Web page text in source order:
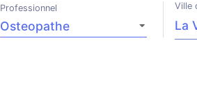
Professionnel Ville